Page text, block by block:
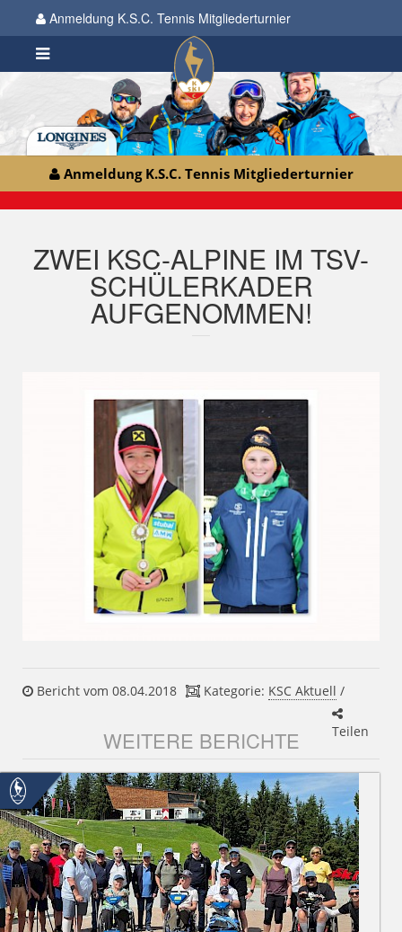
Anmeldung K.S.C. Tennis Mitgliederturnier
Anmeldung K.S.C. Tennis Mitgliederturnier
ZWEI KSC-ALPINE IM TSV-
SCHÜLERKADER
AUFGENOMMEN!
Bericht vom 08.04.2018 Kategorie: KSC Aktuell /
Teilen
WEITERE BERICHTE